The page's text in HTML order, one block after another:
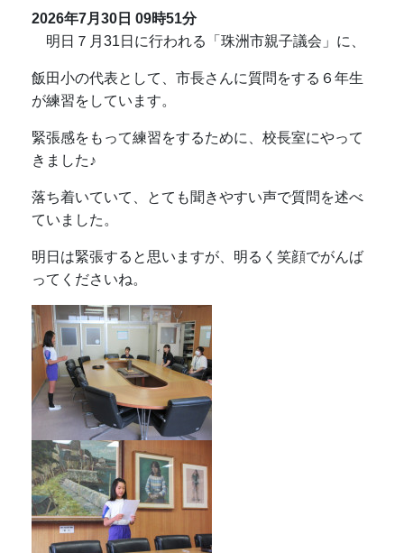
2026年7月30日 09時51分
明日７月31日に行われる「珠洲市親子議会」に、
飯田小の代表として、市長さんに質問をする６年生
が練習をしています。
緊張感をもって練習をするために、校長室にやって
きました♪
落ち着いていて、とても聞きやすい声で質問を述べ
ていました。
明日は緊張すると思いますが、明るく笑顔でがんば
ってくださいね。